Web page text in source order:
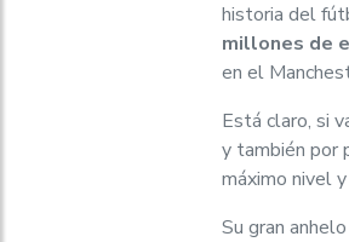
historia del
millones de
en el
Está claro, si
y también por
máximo nivel
Su gran